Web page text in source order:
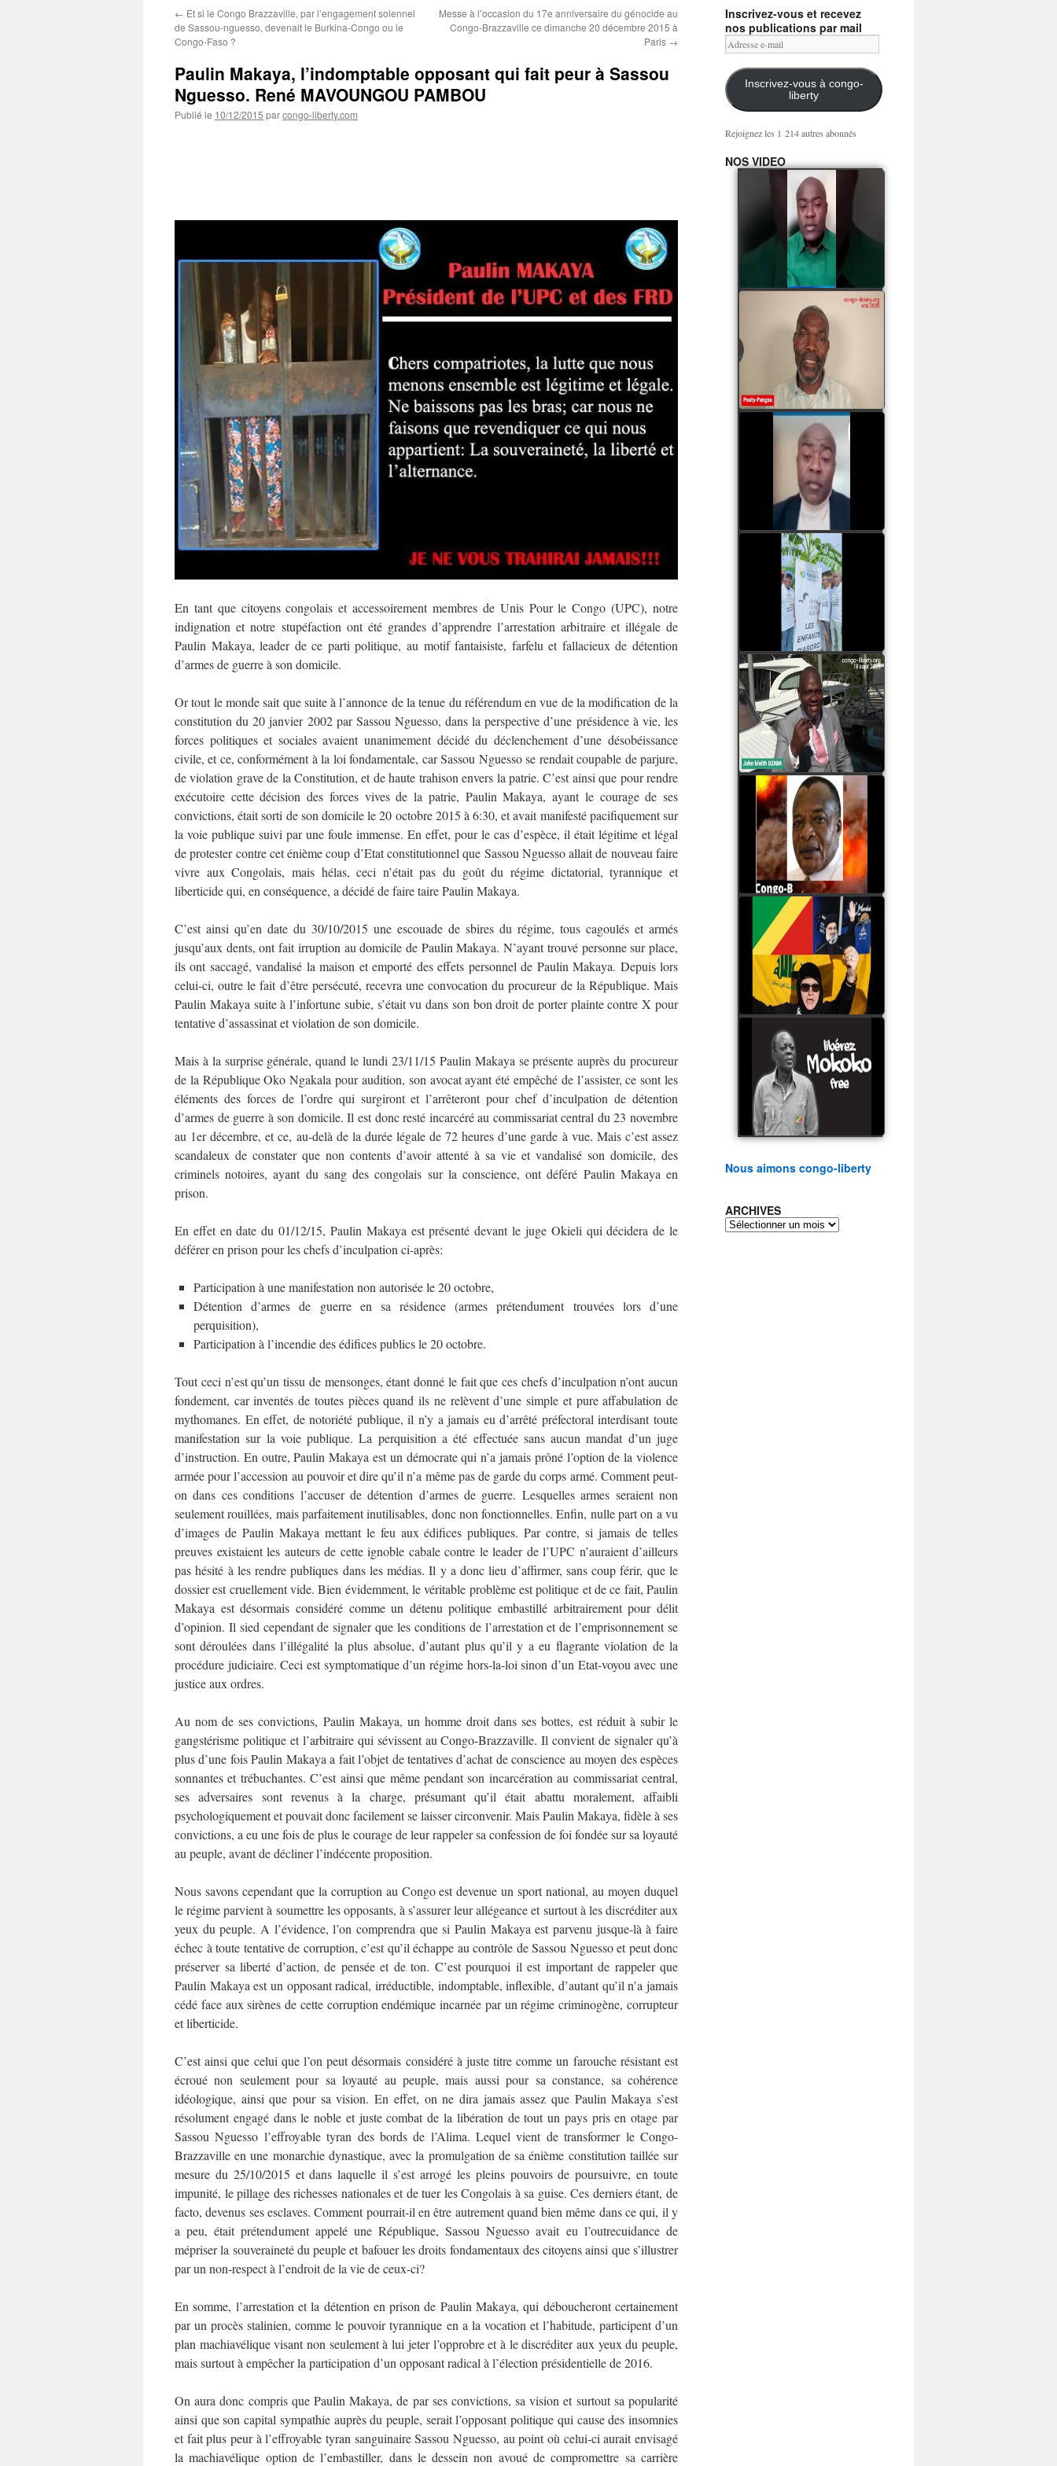
← Et si le Congo Brazzaville, par l’engagement solennel
de Sassou-nguesso, devenait le Burkina-Congo ou le
Congo-Faso ?
Messe à l’occasion du 17e anniversaire du génocide au
Congo-Brazzaville ce dimanche 20 décembre 2015 à
Paris →
Paulin Makaya, l’indomptable opposant qui fait peur à Sassou
Nguesso. René MAVOUNGOU PAMBOU
Publié le 10/12/2015 parcongo-liberty.com
En tant que citoyens congolais et accessoirement membres de Unis Pour le Congo (UPC), notre
indignation et notre stupéfaction ont été grandes d’apprendre l’arrestation arbitraire et illégale de
Paulin Makaya, leader de ce parti politique, au motif fantaisiste, farfelu et fallacieux de détention
d’armes de guerre à son domicile.
Or tout le monde sait que suite à l’annonce de la tenue du référendum en vue de la modification de la
constitution du 20 janvier 2002 par Sassou Nguesso, dans la perspective d’une présidence à vie, les
forces politiques et sociales avaient unanimement décidé du déclenchement d’une désobéissance
civile, et ce, conformément à la loi fondamentale, car Sassou Nguesso se rendait coupable de parjure,
de violation grave de la Constitution, et de haute trahison envers la patrie. C’est ainsi que pour rendre
exécutoire cette décision des forces vives de la patrie, Paulin Makaya, ayant le courage de ses
convictions, était sorti de son domicile le 20 octobre 2015 à 6:30, et avait manifesté pacifiquement sur
la voie publique suivi par une foule immense. En effet, pour le cas d’espèce, il était légitime et légal
de protester contre cet énième coup d’Etat constitutionnel que Sassou Nguesso allait de nouveau faire
vivre aux Congolais, mais hélas, ceci n’était pas du goût du régime dictatorial, tyrannique et
liberticide qui, en conséquence, a décidé de faire taire Paulin Makaya.
C’est ainsi qu’en date du 30/10/2015 une escouade de sbires du régime, tous cagoulés et armés
jusqu’aux dents, ont fait irruption au domicile de Paulin Makaya. N’ayant trouvé personne sur place,
ils ont saccagé, vandalisé la maison et emporté des effets personnel de Paulin Makaya. Depuis lors
celui-ci, outre le fait d’être persécuté, recevra une convocation du procureur de la République. Mais
Paulin Makaya suite à l’infortune subie, s’était vu dans son bon droit de porter plainte contre X pour
tentative d’assassinat et violation de son domicile.
Mais à la surprise générale, quand le lundi 23/11/15 Paulin Makaya se présente auprès du procureur
de la République Oko Ngakala pour audition, son avocat ayant été empêché de l’assister, ce sont les
éléments des forces de l’ordre qui surgiront et l’arrêteront pour chef d’inculpation de détention
d’armes de guerre à son domicile. Il est donc resté incarcéré au commissariat central du 23 novembre
au 1er décembre, et ce, au-delà de la durée légale de 72 heures d’une garde à vue. Mais c’est assez
scandaleux de constater que non contents d’avoir attenté à sa vie et vandalisé son domicile, des
criminels notoires, ayant du sang des congolais sur la conscience, ont déféré Paulin Makaya en
prison.
En effet en date du 01/12/15, Paulin Makaya est présenté devant le juge Okieli qui décidera de le
déférer en prison pour les chefs d’inculpation ci-après:
Participation à une manifestation non autorisée le 20 octobre,
Détention d’armes de guerre en sa résidence (armes prétendument trouvées lors d’une
perquisition),
Participation à l’incendie des édifices publics le 20 octobre.
Tout ceci n’est qu’un tissu de mensonges, étant donné le fait que ces chefs d’inculpation n’ont aucun
fondement, car inventés de toutes pièces quand ils ne relèvent d’une simple et pure affabulation de
mythomanes. En effet, de notoriété publique, il n’y a jamais eu d’arrêté préfectoral interdisant toute
manifestation sur la voie publique. La perquisition a été effectuée sans aucun mandat d’un juge
d’instruction. En outre, Paulin Makaya est un démocrate qui n’a jamais prôné l’option de la violence
armée pour l’accession au pouvoir et dire qu’il n’a même pas de garde du corps armé. Comment peut-
on dans ces conditions l’accuser de détention d’armes de guerre. Lesquelles armes seraient non
seulement rouillées, mais parfaitement inutilisables, donc non fonctionnelles. Enfin, nulle part on a vu
d’images de Paulin Makaya mettant le feu aux édifices publiques. Par contre, si jamais de telles
preuves existaient les auteurs de cette ignoble cabale contre le leader de l’UPC n’auraient d’ailleurs
pas hésité à les rendre publiques dans les médias. Il y a donc lieu d’affirmer, sans coup férir, que le
dossier est cruellement vide. Bien évidemment, le véritable problème est politique et de ce fait, Paulin
Makaya est désormais considéré comme un détenu politique embastillé arbitrairement pour délit
d’opinion. Il sied cependant de signaler que les conditions de l’arrestation et de l’emprisonnement se
sont déroulées dans l’illégalité la plus absolue, d’autant plus qu’il y a eu flagrante violation de la
procédure judiciaire. Ceci est symptomatique d’un régime hors-la-loi sinon d’un Etat-voyou avec une
justice aux ordres.
Au nom de ses convictions, Paulin Makaya, un homme droit dans ses bottes, est réduit à subir le
gangstérisme politique et l’arbitraire qui sévissent au Congo-Brazzaville. Il convient de signaler qu’à
plus d’une fois Paulin Makaya a fait l’objet de tentatives d’achat de conscience au moyen des espèces
sonnantes et trébuchantes. C’est ainsi que même pendant son incarcération au commissariat central,
ses adversaires sont revenus à la charge, présumant qu’il était abattu moralement, affaibli
psychologiquement et pouvait donc facilement se laisser circonvenir. Mais Paulin Makaya, fidèle à ses
convictions, a eu une fois de plus le courage de leur rappeler sa confession de foi fondée sur sa loyauté
au peuple, avant de décliner l’indécente proposition.
Nous savons cependant que la corruption au Congo est devenue un sport national, au moyen duquel
le régime parvient à soumettre les opposants, à s’assurer leur allégeance et surtout à les discréditer aux
yeux du peuple. A l’évidence, l’on comprendra que si Paulin Makaya est parvenu jusque-là à faire
échec à toute tentative de corruption, c’est qu’il échappe au contrôle de Sassou Nguesso et peut donc
préserver sa liberté d’action, de pensée et de ton. C’est pourquoi il est important de rappeler que
Paulin Makaya est un opposant radical, irréductible, indomptable, inflexible, d’autant qu’il n’a jamais
cédé face aux sirènes de cette corruption endémique incarnée par un régime criminogène, corrupteur
et liberticide.
C’est ainsi que celui que l’on peut désormais considéré à juste titre comme un farouche résistant est
écroué non seulement pour sa loyauté au peuple, mais aussi pour sa constance, sa cohérence
idéologique, ainsi que pour sa vision. En effet, on ne dira jamais assez que Paulin Makaya s’est
résolument engagé dans le noble et juste combat de la libération de tout un pays pris en otage par
Sassou Nguesso l’effroyable tyran des bords de l’Alima. Lequel vient de transformer le Congo-
Brazzaville en une monarchie dynastique, avec la promulgation de sa énième constitution taillée sur
mesure du 25/10/2015 et dans laquelle il s’est arrogé les pleins pouvoirs de poursuivre, en toute
impunité, le pillage des richesses nationales et de tuer les Congolais à sa guise. Ces derniers étant, de
facto, devenus ses esclaves. Comment pourrait-il en être autrement quand bien même dans ce qui, il y
a peu, était prétendument appelé une République, Sassou Nguesso avait eu l’outrecuidance de
mépriser la souveraineté du peuple et bafouer les droits fondamentaux des citoyens ainsi que s’illustrer
par un non-respect à l’endroit de la vie de ceux-ci?
En somme, l’arrestation et la détention en prison de Paulin Makaya, qui déboucheront certainement
par un procès stalinien, comme le pouvoir tyrannique en a la vocation et l’habitude, participent d’un
plan machiavélique visant non seulement à lui jeter l’opprobre et à le discréditer aux yeux du peuple,
mais surtout à empêcher la participation d’un opposant radical à l’élection présidentielle de 2016.
On aura donc compris que Paulin Makaya, de par ses convictions, sa vision et surtout sa popularité
ainsi que son capital sympathie auprès du peuple, serait l’opposant politique qui cause des insomnies
et fait plus peur à l’effroyable tyran sanguinaire Sassou Nguesso, au point où celui-ci aurait envisagé
la machiavélique option de l’embastiller, dans le dessein non avoué de compromettre sa carrière
Inscrivez-vous et recevez
nos publications par mail
Adresse
e-
mail
Inscrivez-vous à congo-
liberty
Rejoignez les 1 214 autres abonnés
NOS VIDEO
Mingwa BIANGO : Ni
les mercenaires russes,
ni la garde présidentielle
ne mourront pour
Sassou Denis
watch video
POATY PANGOU
parle de la coquille vide
Collinet Makosso, des
assassinats des jeunes
par Serge OBOA
watch video
Sassou Nguesso est
revenu au pouvoir par
les armes, il ne quittera
le pouvoir que par la
force
watch video
watch video
John Binith Dzaba
s'exprime sur le voyage
de Rodrigue Malanda
Samba à Paris
watch video
Poaty Pangou La
Conférence des ethnies
est la seule solution pour
éviter la scission du
Congo B
watch video
Les liaisons dangereuses
du clan Sassou Nguesso
avec le Hezbollah
watch video
Le Général Mokoko est
l'unique légitimité
présidentielle du peuple
congolais
watch video
Nous aimons congo-liberty
ARCHIVES
ARCHIVES